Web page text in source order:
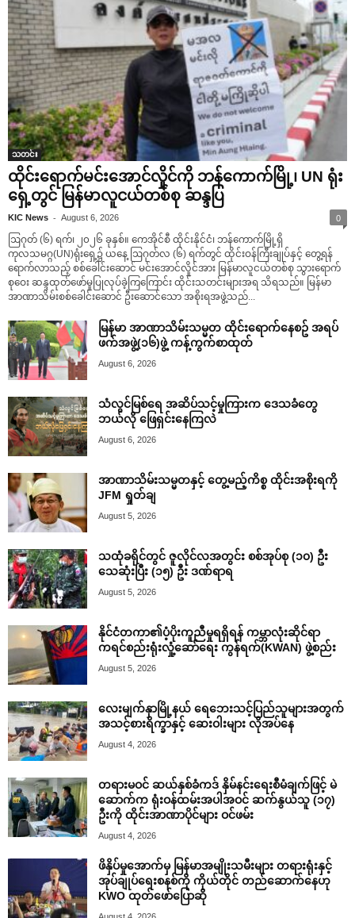
သတင်း
ထိုင်းရောက်မင်းအောင်လှိုင်ကို ဘန်ကောက်မြို့၊ UN ရုံး
ရှေ့တွင် မြန်မာလူငယ်တစ်စု ဆန္ဒပြ
KIC News - August 6, 2026 0
ဩဂုတ် (၆) ရက်၊ ၂၀၂၆ ခုနှစ်။ ကေအိုင်စီ ထိုင်းနိုင်ငံ၊ ဘန်ကောက်မြို့ရှိ
ကုလသမဂ္ဂ(UN)ရုံးရှေ့၌ ယနေ့ ဩဂုတ်လ (၆) ရက်တွင် ထိုင်းဝန်ကြီးချုပ်နှင့် တွေ့ရန်
ရောက်လာသည့် စစ်ခေါင်းဆောင် မင်းအောင်လှိုင်အား မြန်မာလူငယ်တစ်စု သွားရောက်
စုဝေး ဆန္ဒထုတ်ဖော်မှုပြုလုပ်ခဲ့ကြကြောင်း ထိုင်းသတင်းများအရ သိရသည်။ မြန်မာ
အာဏာသိမ်းစစ်ခေါင်းဆောင် ဦးဆောင်သော အစိုးရအဖွဲ့သည်...
မြန်မာ အာဏာသိမ်းသမ္မတ ထိုင်းရောက်နေစဥ် အရပ်
ဖက်အဖွဲ့(၁၆)ဖွဲ့ ကန့်ကွက်စာထုတ်
August 6, 2026
သံလွင်မြစ်ရေ အဆိပ်သင့်မှုကြားက ဒေသခံတွေ
ဘယ်လို ဖြေရှင်းနေကြလဲ
August 6, 2026
အာဏာသိမ်းသမ္မတနှင့် တွေ့မည့်ကိစ္စ ထိုင်းအစိုးရကို
JFM ရှုတ်ချ
August 5, 2026
သထုံခရိုင်တွင် ဇူလိုင်လအတွင်း စစ်အုပ်စု (၁၀) ဦး
သေဆုံးပြီး (၁၅) ဦး ဒဏ်ရာရ
August 5, 2026
နိုင်ငံတကာ၏ပံ့ပိုးကူညီမှုရရှိရန် ကမ္ဘာလုံးဆိုင်ရာ
ကရင်စည်းရုံးလှုံ့ဆော်ရေး ကွန်ရက်(KWAN) ဖွဲ့စည်း
August 5, 2026
လေးမျက်နှာမြို့နယ် ရေဘေးသင့်ပြည်သူများအတွက်
အသင့်စားရိက္ခာနှင့် ဆေးဝါးများ လိုအပ်နေ
August 4, 2026
တရားမဝင် ဆယ်နှစ်ခံကဒ် နှိမ်နင်းရေးစီမံချက်ဖြင့် မဲ
ဆောက်က ရုံးဝန်ထမ်းအပါအဝင် ဆက်နွယ်သူ (၁၇)
ဦးကို ထိုင်းအာဏာပိုင်များ ဝင်ဖမ်း
August 4, 2026
ဖိနှိပ်မှုအောက်မှ မြန်မာအမျိုးသမီးများ တရားရုံးနှင့်
အုပ်ချုပ်ရေးစနစ်ကို ကိုယ်တိုင် တည်ဆောက်နေဟု
KWO ထုတ်ဖော်ပြောဆို